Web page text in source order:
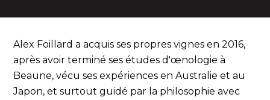
Alex Foillard a acquis ses propres vignes en 2016,
après avoir terminé ses études d'œnologie à
Beaune, vécu ses expériences en Australie et au
Japon, et surtout guidé par la philosophie avec